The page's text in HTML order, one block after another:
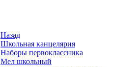
Назад
Школьная канцелярия
Наборы первоклассника
Мел школьный